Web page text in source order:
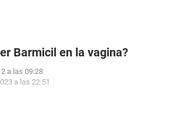
Barmicil en la vagina?
a las 09:28
a las 22:51